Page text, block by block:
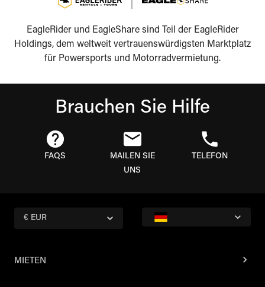
EagleRider und EagleShare sind Teil der EagleRider
Holdings, dem weltweit vertrauenswürdigsten Marktplatz
für Powersports und Motorradvermietung.
Brauchen Sie Hilfe
FAQS
MAILEN SIE
UNS
TELEFON
€ EUR
MIETEN